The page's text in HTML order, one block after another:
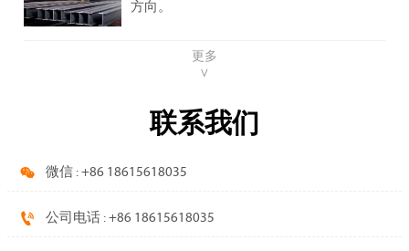
方向。
更多
∨
联系我们
 微信 : +86 18615618035
 公司电话 : +86 18615618035